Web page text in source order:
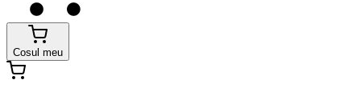
Cosul meu